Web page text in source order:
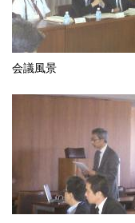
会議風景